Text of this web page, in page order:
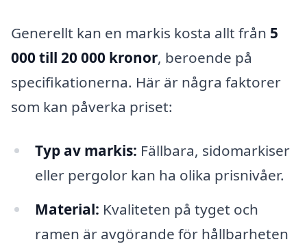
Generellt kan en markis kosta allt från 5
000 till 20 000 kronor, beroende på
specifikationerna. Här är några faktorer
som kan påverka priset:
Typ av markis: Fällbara, sidomarkiser
eller pergolor kan ha olika prisnivåer.
Material: Kvaliteten på tyget och
ramen är avgörande för hållbarheten